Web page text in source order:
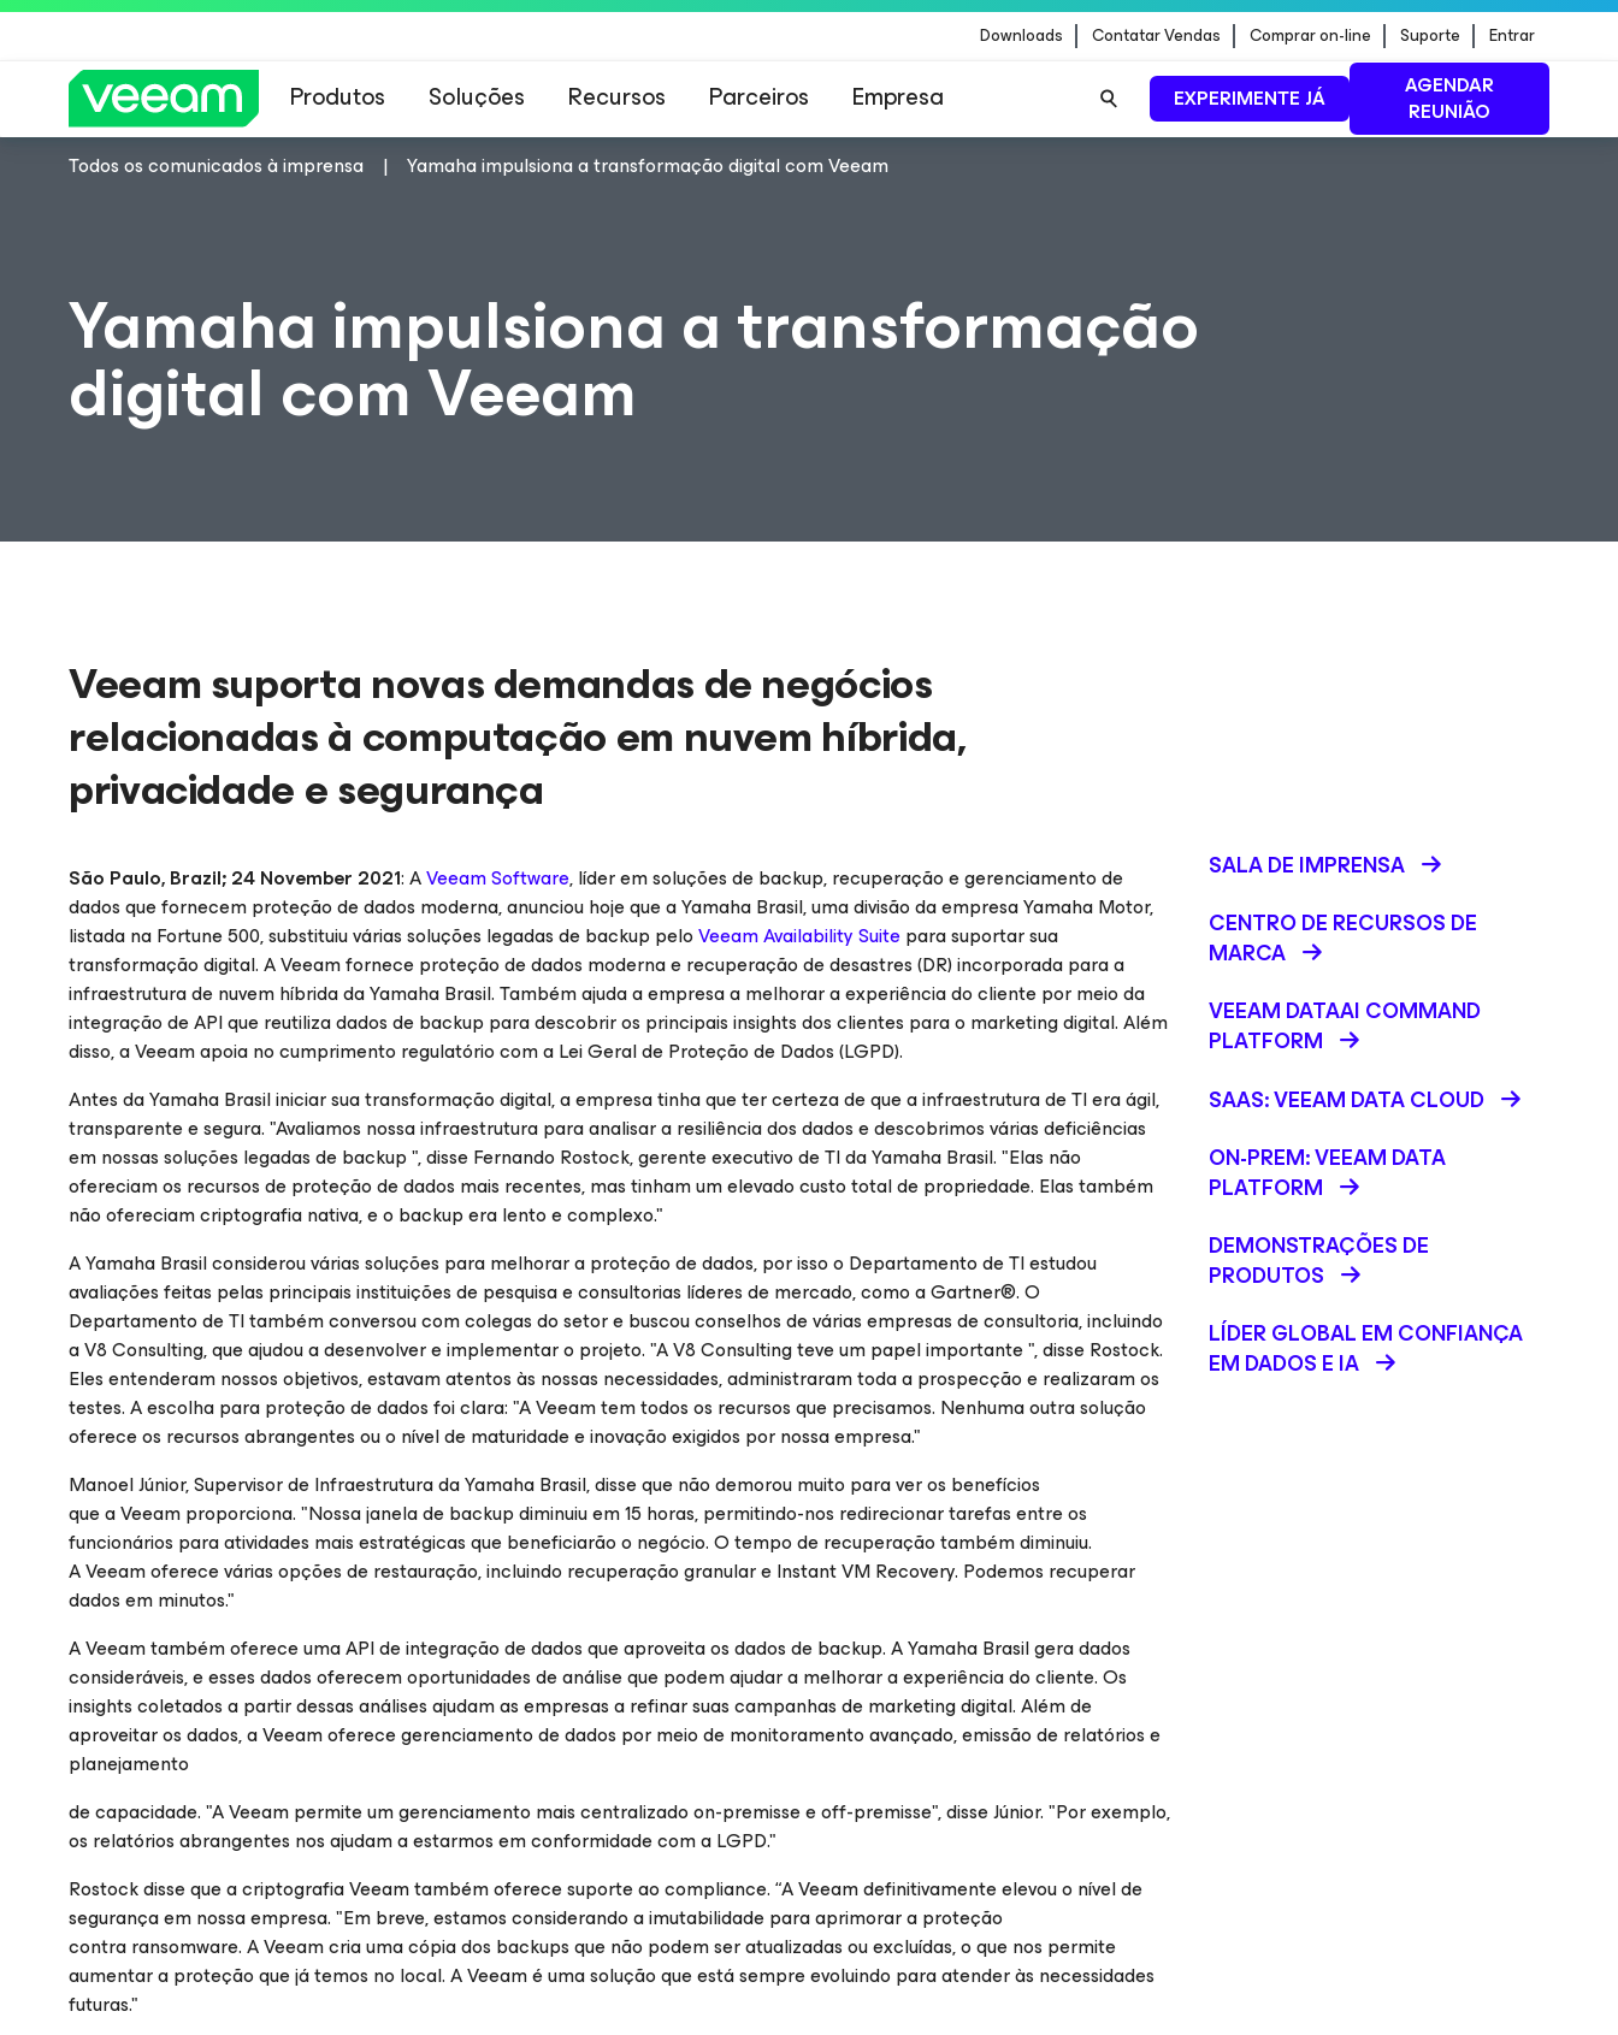
Downloads Contatar Vendas Comprar on-line Suporte Entrar
Produtos Soluções Recursos Parceiros Empresa EXPERIMENTE JÁ
AGENDAR
REUNIÃO
Todos os comunicados à imprensa Yamaha impulsiona a transformação digital com Veeam
Yamaha impulsiona a transformação
digital com Veeam
Veeam suporta novas demandas de negócios
relacionadas à computação em nuvem híbrida,
privacidade e segurança
São Paulo, Brazil; 24 November 2021: AVeeam Software, líder em soluções de backup, recuperação e gerenciamento de
dados que fornecem proteção de dados moderna, anunciou hoje que a Yamaha Brasil, uma divisão da empresa Yamaha Motor,
listada na Fortune 500, substituiu várias soluções legadas de backup peloVeeam Availability Suitepara suportar sua
transformação digital. A Veeam fornece proteção de dados moderna e recuperação de desastres (DR) incorporada para a
infraestrutura de nuvem híbrida da Yamaha Brasil. Também ajuda a empresa a melhorar a experiência do cliente por meio da
integração de API que reutiliza dados de backup para descobrir os principais insights dos clientes para o marketing digital. Além
disso, a Veeam apoia no cumprimento regulatório com a Lei Geral de Proteção de Dados (LGPD).
Antes da Yamaha Brasil iniciar sua transformação digital, a empresa tinha que ter certeza de que a infraestrutura de TI era ágil,
transparente e segura. "Avaliamos nossa infraestrutura para analisar a resiliência dos dados e descobrimos várias deficiências
em nossas soluções legadas de backup ", disse Fernando Rostock, gerente executivo de TI da Yamaha Brasil. "Elas não
ofereciam os recursos de proteção de dados mais recentes, mas tinham um elevado custo total de propriedade. Elas também
não ofereciam criptografia nativa, e o backup era lento e complexo."
A Yamaha Brasil considerou várias soluções para melhorar a proteção de dados, por isso o Departamento de TI estudou
avaliações feitas pelas principais instituições de pesquisa e consultorias líderes de mercado, como a Gartner®. O
Departamento de TI também conversou com colegas do setor e buscou conselhos de várias empresas de consultoria, incluindo
a V8 Consulting, que ajudou a desenvolver e implementar o projeto. "A V8 Consulting teve um papel importante ", disse Rostock.
Eles entenderam nossos objetivos, estavam atentos às nossas necessidades, administraram toda a prospecção e realizaram os
testes. A escolha para proteção de dados foi clara: "A Veeam tem todos os recursos que precisamos. Nenhuma outra solução
oferece os recursos abrangentes ou o nível de maturidade e inovação exigidos por nossa empresa."
Manoel Júnior, Supervisor de Infraestrutura da Yamaha Brasil, disse que não demorou muito para ver os benefícios
que a Veeam proporciona. "Nossa janela de backup diminuiu em 15 horas, permitindo-nos redirecionar tarefas entre os
funcionários para atividades mais estratégicas que beneficiarão o negócio. O tempo de recuperação também diminuiu.
A Veeam oferece várias opções de restauração, incluindo recuperação granular e Instant VM Recovery. Podemos recuperar
dados em minutos."
A Veeam também oferece uma API de integração de dados que aproveita os dados de backup. A Yamaha Brasil gera dados
consideráveis, e esses dados oferecem oportunidades de análise que podem ajudar a melhorar a experiência do cliente. Os
insights coletados a partir dessas análises ajudam as empresas a refinar suas campanhas de marketing digital. Além de
aproveitar os dados, a Veeam oferece gerenciamento de dados por meio de monitoramento avançado, emissão de relatórios e
planejamento
de capacidade. "A Veeam permite um gerenciamento mais centralizado on-premisse e off-premisse", disse Júnior. "Por exemplo,
os relatórios abrangentes nos ajudam a estarmos em conformidade com a LGPD."
Rostock disse que a criptografia Veeam também oferece suporte ao compliance. “A Veeam definitivamente elevou o nível de
segurança em nossa empresa. "Em breve, estamos considerando a imutabilidade para aprimorar a proteção
contra ransomware. A Veeam cria uma cópia dos backups que não podem ser atualizadas ou excluídas, o que nos permite
aumentar a proteção que já temos no local. A Veeam é uma solução que está sempre evoluindo para atender às necessidades
futuras."
SALA DE IMPRENSA
CENTRO DE RECURSOS DE
MARCA
VEEAM DATAAI COMMAND
PLATFORM
SAAS: VEEAM DATA CLOUD
ON-PREM: VEEAM DATA
PLATFORM
DEMONSTRAÇÕES DE
PRODUTOS
LÍDER GLOBAL EM CONFIANÇA
EM DADOS E IA